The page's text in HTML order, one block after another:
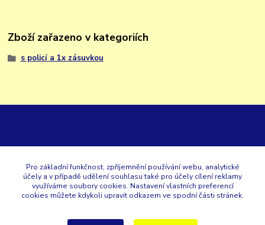
Zboží zařazeno v kategoriích
s policí a 1x zásuvkou
+420 353 567 257
Pro základní funkčnost, zpříjemnění používání webu, analytické
účely a v případě udělení souhlasu také pro účely cílení reklamy
využíváme soubory cookies. Nastavení vlastních preferencí
cookies můžete kdykoli upravit odkazem ve spodní části stránek.